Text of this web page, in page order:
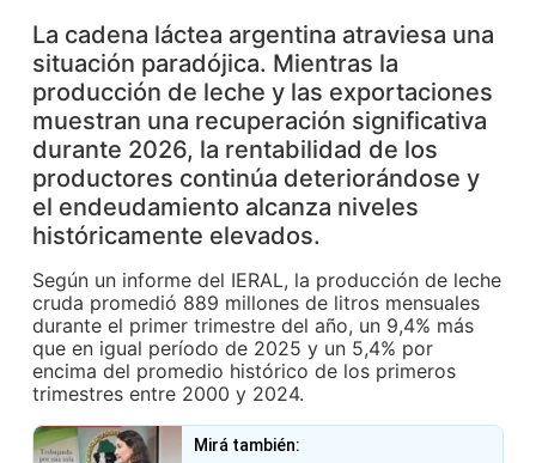
La cadena láctea argentina atraviesa una
situación paradójica. Mientras la
producción de leche y las exportaciones
muestran una recuperación significativa
durante 2026, la rentabilidad de los
productores continúa deteriorándose y
el endeudamiento alcanza niveles
históricamente elevados.
Según un informe del IERAL, la producción de leche
cruda promedió 889 millones de litros mensuales
durante el primer trimestre del año, un 9,4% más
que en igual período de 2025 y un 5,4% por
encima del promedio histórico de los primeros
trimestres entre 2000 y 2024.
Mirá también: